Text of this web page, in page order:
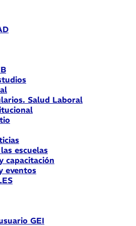
Salud Laboral
escuelas
capacitación
eventos
GEI